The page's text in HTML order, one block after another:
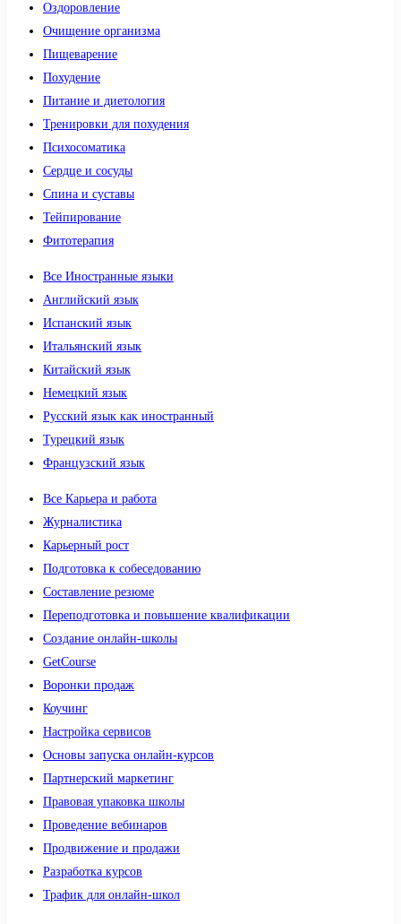
Оздоровление
Очищение организма
Пищеварение
Похудение
Питание и диетология
Тренировки для похудения
Психосоматика
Сердце и сосуды
Спина и суставы
Тейпирование
Фитотерапия
Все Иностранные языки
Английский язык
Испанский язык
Итальянский язык
Китайский язык
Немецкий язык
Русский язык как иностранный
Турецкий язык
Французский язык
Все Карьера и работа
Журналистика
Карьерный рост
Подготовка к собеседованию
Составление резюме
Переподготовка и повышение квалификации
Создание онлайн-школы
GetCourse
Воронки продаж
Коучинг
Настройка сервисов
Основы запуска онлайн-курсов
Партнерский маркетинг
Правовая упаковка школы
Проведение вебинаров
Продвижение и продажи
Разработка курсов
Трафик для онлайн-школ